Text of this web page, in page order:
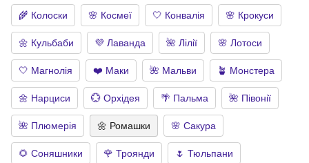
🌾 Колоски 🌸 Космеї 🤍 Конвалія 🌸 Крокуси
🌼 Кульбаби 💜 Лаванда 🌺 Лілії 🌸 Лотоси
🤍 Магнолія ❤️ Маки 🌺 Мальви 🪴 Монстера
🌼 Нарциси 💮 Орхідея 🌴 Пальма 🌺 Півонії
🌺 Плюмерія 🌼 Ромашки 🌸 Сакура
🌻 Соняшники 🌹 Троянди 🌷 Тюльпани